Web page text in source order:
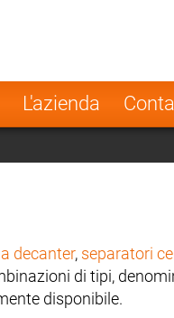
L'azienda
decanter, separatori
di tipi,
disponibile.